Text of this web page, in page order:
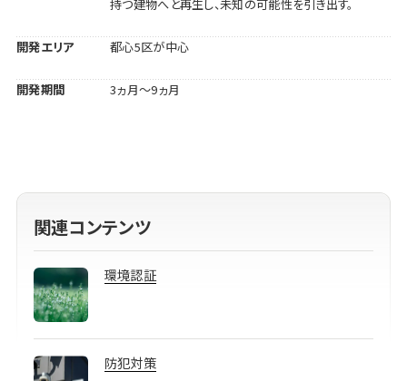
持つ建物へと再生し、未知の可能性を引き出す。
開発エリア 都心5区が中心
開発期間 3ヵ月～9ヵ月
関連コンテンツ
環境認証
防犯対策